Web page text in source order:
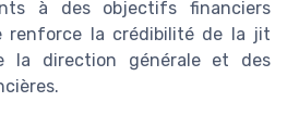
à des objectifs financiers
renforce la crédibilité de la jit
la direction générale et des